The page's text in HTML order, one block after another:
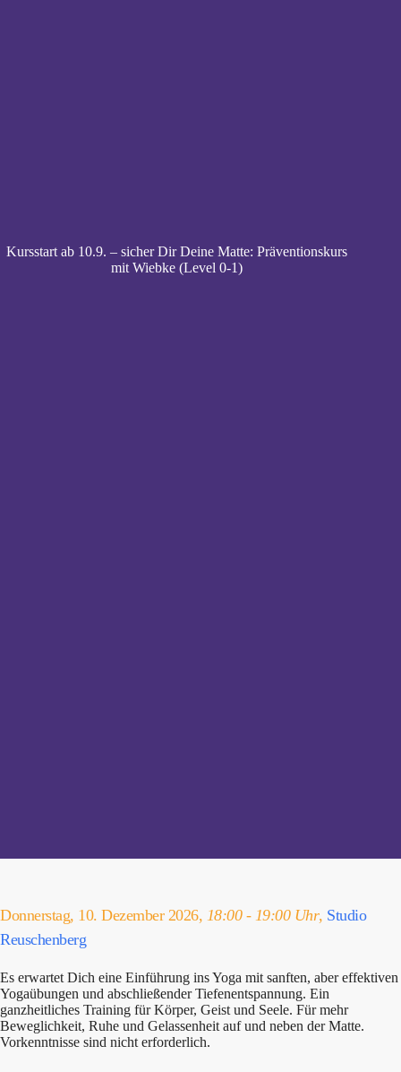
Kursstart ab 10.9. – sicher Dir Deine Matte: Präventionskurs
mit Wiebke (Level 0-1)
Donnerstag, 10. Dezember 2026, 18:00 - 19:00 Uhr, Studio
Reuschenberg
Es erwartet Dich eine Einführung ins Yoga mit sanften, aber effektiven
Yogaübungen und abschließender Tiefenentspannung. Ein
ganzheitliches Training für Körper, Geist und Seele. Für mehr
Beweglichkeit, Ruhe und Gelassenheit auf und neben der Matte.
Vorkenntnisse sind nicht erforderlich.